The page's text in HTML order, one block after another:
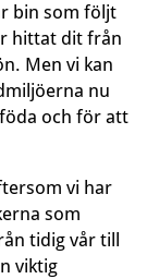
bin som följt
hittat dit från
Men vi kan
nu
och för att
vi har
som
tidig vår till
viktig